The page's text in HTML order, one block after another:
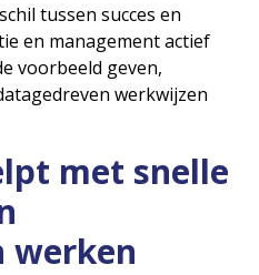
tussen succes en
en management actief
voorbeeld geven,
werkwijzen
met snelle
werken